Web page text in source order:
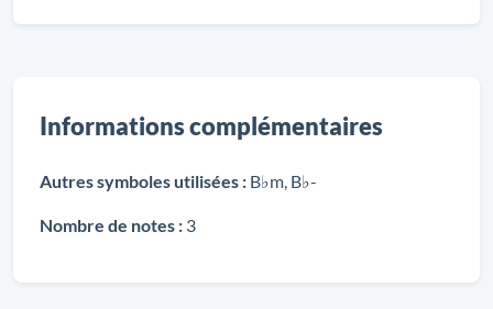
Informations complémentaires
Autres symboles utilisées : B♭m, B♭-
Nombre de notes : 3